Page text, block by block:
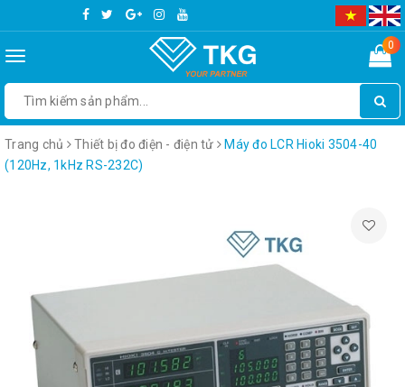
Toggle
0
Trang chủ Thiết bị đo điện - điện tử
Máy đo LCR Hioki 3504-40
(120Hz, 1kHz RS-232C)